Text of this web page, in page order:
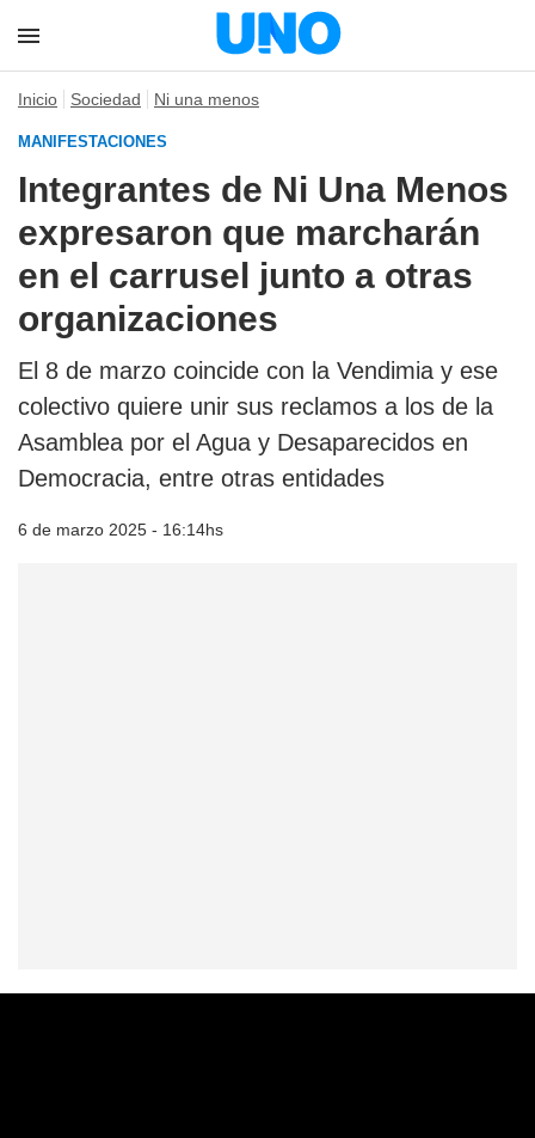
Inicio Sociedad Ni una menos
MANIFESTACIONES
Integrantes de Ni Una Menos
expresaron que marcharán
en el carrusel junto a otras
organizaciones
El 8 de marzo coincide con la Vendimia y ese
colectivo quiere unir sus reclamos a los de la
Asamblea por el Agua y Desaparecidos en
Democracia, entre otras entidades
6 de marzo 2025 - 16:14hs